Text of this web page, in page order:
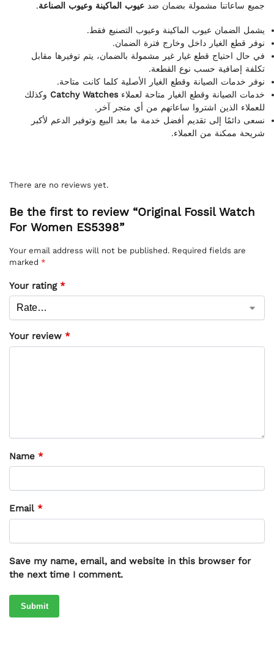
جميع ساعاتنا مشمولة بضمان ضد عيوب الماكينة وعيوب الصناعة.
يشمل الضمان عيوب الماكينة وعيوب التصنيع فقط.
نوفر قطع الغيار داخل وخارج فترة الضمان.
في حال احتياج قطع غيار غير مشمولة بالضمان، يتم توفيرها مقابل
تكلفة إضافية حسب نوع القطعة.
نوفر خدمات الصيانة وقطع الغيار الأصلية كلما كانت متاحة.
خدمات الصيانة وقطع الغيار متاحة لعملاءCatchy Watches وكذلك
للعملاء الذين اشتروا ساعاتهم من أي متجر آخر.
نسعى دائمًا إلى تقديم أفضل خدمة ما بعد البيع وتوفير الدعم لأكبر
شريحة ممكنة من العملاء.
There are no reviews yet.
Be the first to review “Original Fossil Watch
For Women ES5398”
Your email address will not be published. Required fields are
marked *
Your rating *
Your review *
Name *
Email *
Save my name, email, and website in this browser for
the next time I comment.